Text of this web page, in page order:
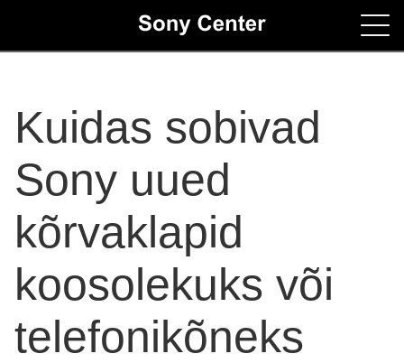
Contacts
Kuidas sobivad
Sony uued
kõrvaklapid
koosolekuks või
telefonikõneks